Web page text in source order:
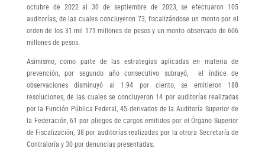
octubre de 2022 al 30 de septiembre de 2023, se efectuaron 105
auditorías, de las cuales concluyeron 73, fiscalizándose un monto por el
orden de los 31 mil 171 millones de pesos y un monto observado de 606
millones de pesos.
Asimismo, como parte de las estrategias aplicadas en materia de
prevención, por segundo año consecutivo subrayó, el índice de
observaciones disminuyó al 1.94 por ciento, se emitieron 188
resoluciones, de las cuales se concluyeron 14 por auditorías realizadas
por la Función Pública Federal, 45 derivados de la Auditoría Superior de
la Federación, 61 por pliegos de cargos emitidos por el Órgano Superior
de Fiscalización, 38 por auditorías realizadas por la otrora Secretaría de
Contraloría y 30 por denuncias presentadas.